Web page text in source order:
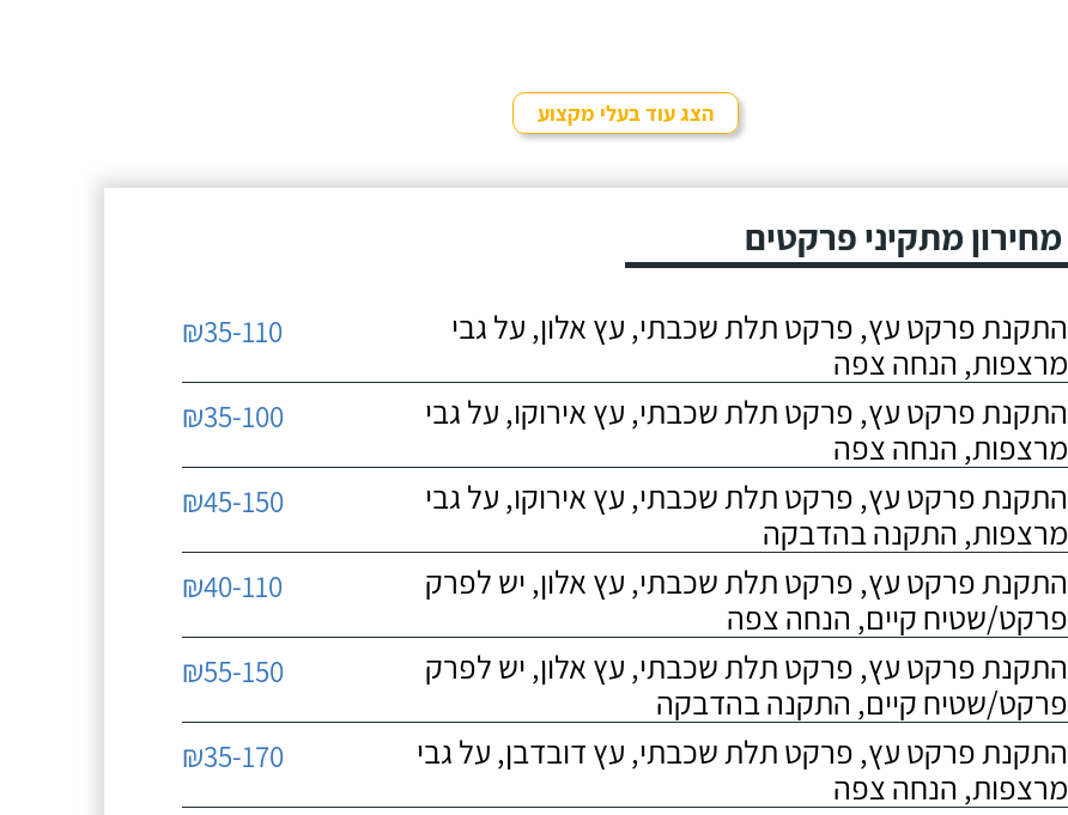
הצג עוד בעלי מקצוע
מחירון מתקיני פרקטים
התקנת פרקט עץ, פרקט תלת שכבתי, עץ אלון, על גבי
מרצפות, הנחה צפה
₪35-110
התקנת פרקט עץ, פרקט תלת שכבתי, עץ אירוקו, על גבי
מרצפות, הנחה צפה
₪35-100
התקנת פרקט עץ, פרקט תלת שכבתי, עץ אירוקו, על גבי
מרצפות, התקנה בהדבקה
₪45-150
התקנת פרקט עץ, פרקט תלת שכבתי, עץ אלון, יש לפרק
פרקט/שטיח קיים, הנחה צפה
₪40-110
התקנת פרקט עץ, פרקט תלת שכבתי, עץ אלון, יש לפרק
פרקט/שטיח קיים, התקנה בהדבקה
₪55-150
התקנת פרקט עץ, פרקט תלת שכבתי, עץ דובדבן, על גבי
מרצפות, הנחה צפה
₪35-170